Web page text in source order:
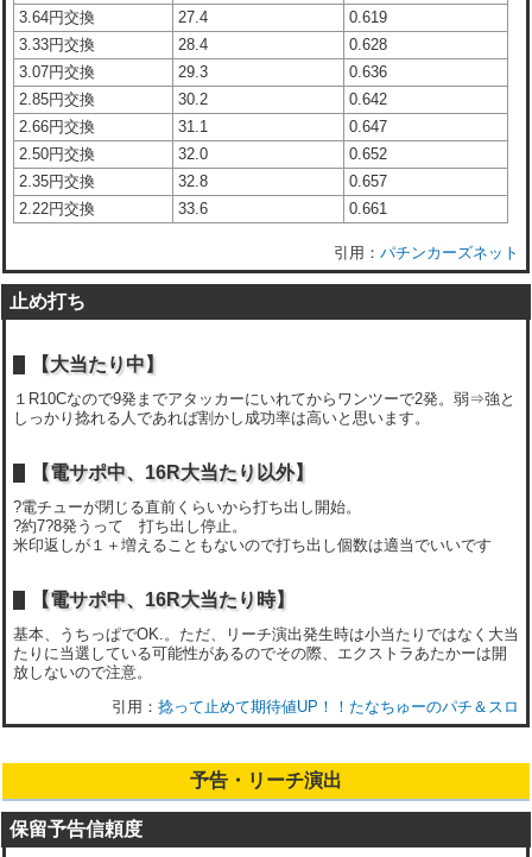
3.64円交換
27.4
0.619
3.33円交換
28.4
0.628
3.07円交換
29.3
0.636
2.85円交換
30.2
0.642
2.66円交換
31.1
0.647
2.50円交換
32.0
0.652
2.35円交換
32.8
0.657
2.22円交換
33.6 0.661
パチンカーズネット
止め打ち
【大当たり中】
１R10Cなので9発までアタッカーにいれてからワンツーで2発。弱⇒強と
しっかり捻れる人であれば割かし成功率は高いと思います。
【電サポ中、16R大当たり以外】
?電チューが閉じる直前くらいから打ち出し開始。
?約7?8発うって 打ち出し停止。
米印返しが１＋増えることもないので打ち出し個数は適当でいいです
【電サポ中、16R大当たり時】
基本、うちっぱでOK.。ただ、リーチ演出発生時は小当たりではなく大当
たりに当選している可能性があるのでその際、エクストラあたかーは開
放しないので注意。
捻って止めて期待値UP！！たなちゅーのパチ＆スロ
予告・リーチ演出
保留予告信頼度